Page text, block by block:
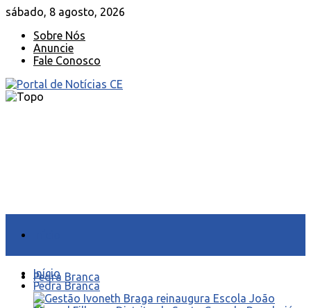
sábado, 8 agosto, 2026
Sobre Nós
Anuncie
Fale Conosco
Pedra Branca
Início
Pedra Branca